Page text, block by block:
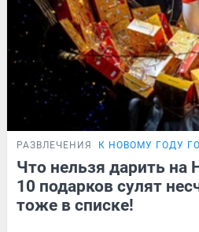
РАЗВЛЕЧЕНИЯ К НОВОМУ ГОДУ
Что нельзя дарить на
10 подарков сулят
тоже в списке!